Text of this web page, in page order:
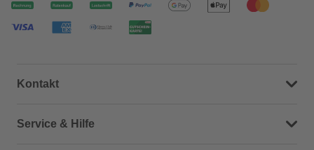
Kontakt
Dein Kontakt zu uns
Service & Hilfe